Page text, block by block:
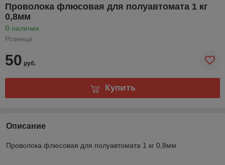
Проволока флюсовая для полуавтомата 1 кг
0,8мм
В наличии
Розница
50 руб.
Купить
Описание
Проволока флюсовая для полуавтомата 1 кг 0,8мм